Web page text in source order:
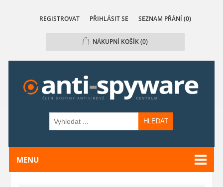
REGISTROVAT PŘIHLÁSIT SE SEZNAM PŘÁNÍ (0)
NÁKUPNÍ KOŠÍK(0)
HLEDAT
MENU